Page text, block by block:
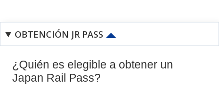
OBTENCIÓN JR PASS
¿Quién es elegible a obtener un
Japan Rail Pass?